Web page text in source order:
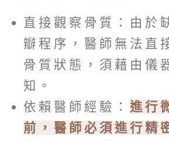
直接觀察骨質：由於
瓣程序，醫師無法直
骨質狀態，須藉由儀
知。
依賴醫師經驗： 進行
前，醫師必須進行精